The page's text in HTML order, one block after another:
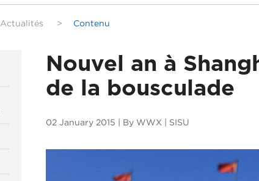
Actualités > Contenu
Nouvel an à
de la bousculade
02 January 2015 | By WWX | SISU